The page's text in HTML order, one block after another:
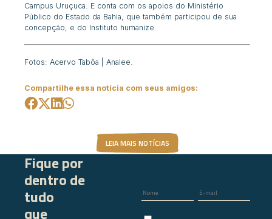
Campus Uruçuca. E conta com os apoios do Ministério
Público do Estado da Bahia, que também participou de sua
concepção, e do Instituto humanize.
Fotos: Acervo Tabôa | Analee.
Compartilhe essa notícia com seus amigos:
LEIA MAIS NOTÍCIAS
Fique por
dentro de
tudo
que